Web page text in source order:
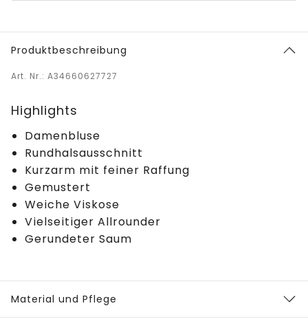
Produktbeschreibung
Art. Nr.: A34660627727
Highlights
Damenbluse
Rundhalsausschnitt
Kurzarm mit feiner Raffung
Gemustert
Weiche Viskose
Vielseitiger Allrounder
Gerundeter Saum
Material und Pflege